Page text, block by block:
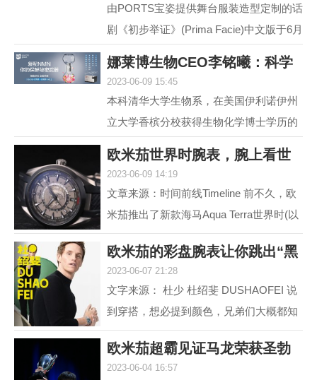
由PORTS宝姿提供舞台服装造型定制的话
剧《初步举证》(Prima Facie)中文版于6月
演帷幕。中文版话...
娜莱博生物CEO李铭曦：科学
2023-06-09 15:45
本科清华大学生物系，在美国伊利诺伊州
立大学香槟分校获得生物化学博士学历的
学成后，他长期从事...
欧米茄世界时腕表，腕上看世
2023-06-09 14:19
文章来源：时间前线Timeline 前不久，欧
米茄推出了新款海马Aqua Terra世界时(以
下简称，海马AT)。虽然，海马AT世界
时，之前在2017年就...
欧米茄的彩盘腕表让你跳出“黑
2023-06-07 21:28
文字来源： 杜少 杜绍斐 DUSHAOFEI 说
到穿搭，想必提到颜色，兄弟们大概都知
道 黑白灰，向来是男人不出错的选择。
就如姑娘往往形容一...
欧米茄超霸见证马龙荣获圣勃
2023-06-04 16:57